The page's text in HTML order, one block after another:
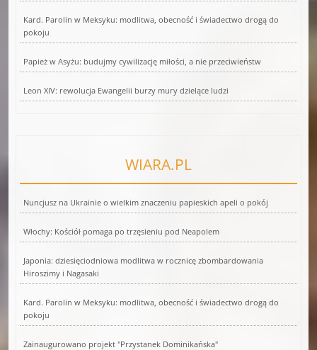
Kard. Parolin w Meksyku: modlitwa, obecność i świadectwo drogą do
pokoju
Papież w Asyżu: budujmy cywilizację miłości, a nie przeciwieństw
Leon XIV: rewolucja Ewangelii burzy mury dzielące ludzi
WIARA.PL
Nuncjusz na Ukrainie o wielkim znaczeniu papieskich apeli o pokój
Włochy: Kościół pomaga po trzęsieniu pod Neapolem
Japonia: dziesięciodniowa modlitwa w rocznicę zbombardowania
Hiroszimy i Nagasaki
Kard. Parolin w Meksyku: modlitwa, obecność i świadectwo drogą do
pokoju
Zainaugurowano projekt "Przystanek Dominikańska"